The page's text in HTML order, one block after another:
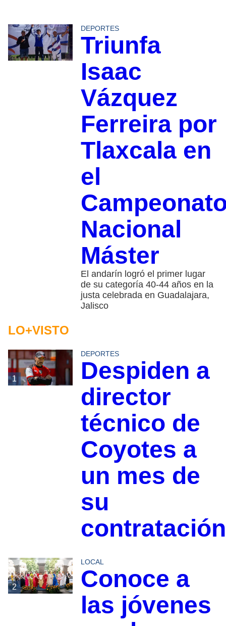
DEPORTES
Triunfa
Isaac
Vázquez
Ferreira por
Tlaxcala en
el
Nacional
Máster
El andarín logró el primer lugar
de su categoría 40-44 años en la
justa celebrada en Guadalajara,
Jalisco
LO+VISTO
1
DEPORTES
Despiden a
director
técnico de
Coyotes a
un mes de
su
contratación
2
LOCAL
Conoce a
las jóvenes